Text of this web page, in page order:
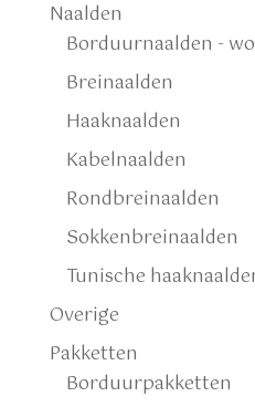
Naalden
Borduurnaalden -
Breinaalden
Haaknaalden
Kabelnaalden
Rondbreinaalden
Sokkenbreinaalden
Tunische
Overige
Pakketten
Borduurpakketten